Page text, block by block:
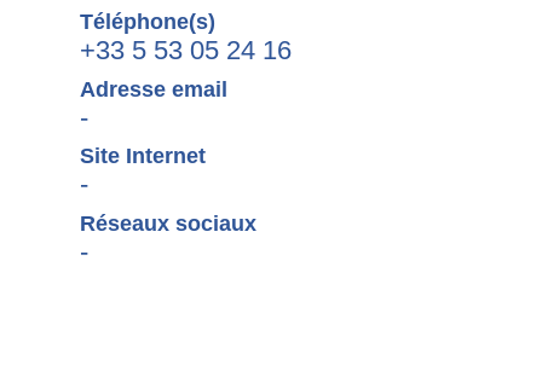
Téléphone(s)
+33 5 53 05 24 16
Adresse email
-
Site Internet
-
Réseaux sociaux
-